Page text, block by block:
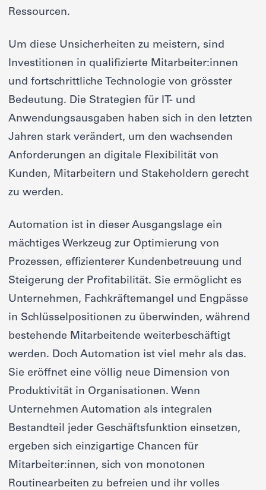
Ressourcen.
Um diese Unsicherheiten zu meistern, sind
Investitionen in qualifizierte Mitarbeiter:innen
und fortschrittliche Technologie von grösster
Bedeutung. Die Strategien für IT- und
Anwendungsausgaben haben sich in den letzten
Jahren stark verändert, um den wachsenden
Anforderungen an digitale Flexibilität von
Kunden, Mitarbeitern und Stakeholdern gerecht
zu werden.
Automation ist in dieser Ausgangslage ein
mächtiges Werkzeug zur Optimierung von
Prozessen, effizienterer Kundenbetreuung und
Steigerung der Profitabilität. Sie ermöglicht es
Unternehmen, Fachkräftemangel und Engpässe
in Schlüsselpositionen zu überwinden, während
bestehende Mitarbeitende weiterbeschäftigt
werden. Doch Automation ist viel mehr als das.
Sie eröffnet eine völlig neue Dimension von
Produktivität in Organisationen. Wenn
Unternehmen Automation als integralen
Bestandteil jeder Geschäftsfunktion einsetzen,
ergeben sich einzigartige Chancen für
Mitarbeiter:innen, sich von monotonen
Routinearbeiten zu befreien und ihr volles